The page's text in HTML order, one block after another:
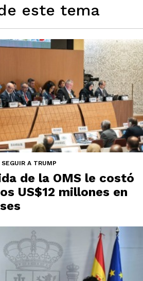
este tema
A TRUMP
de la OMS le costó
US$12 millones en